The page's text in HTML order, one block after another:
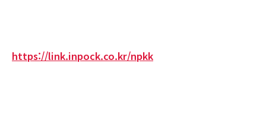
https://link.inpock.co.kr/npkk